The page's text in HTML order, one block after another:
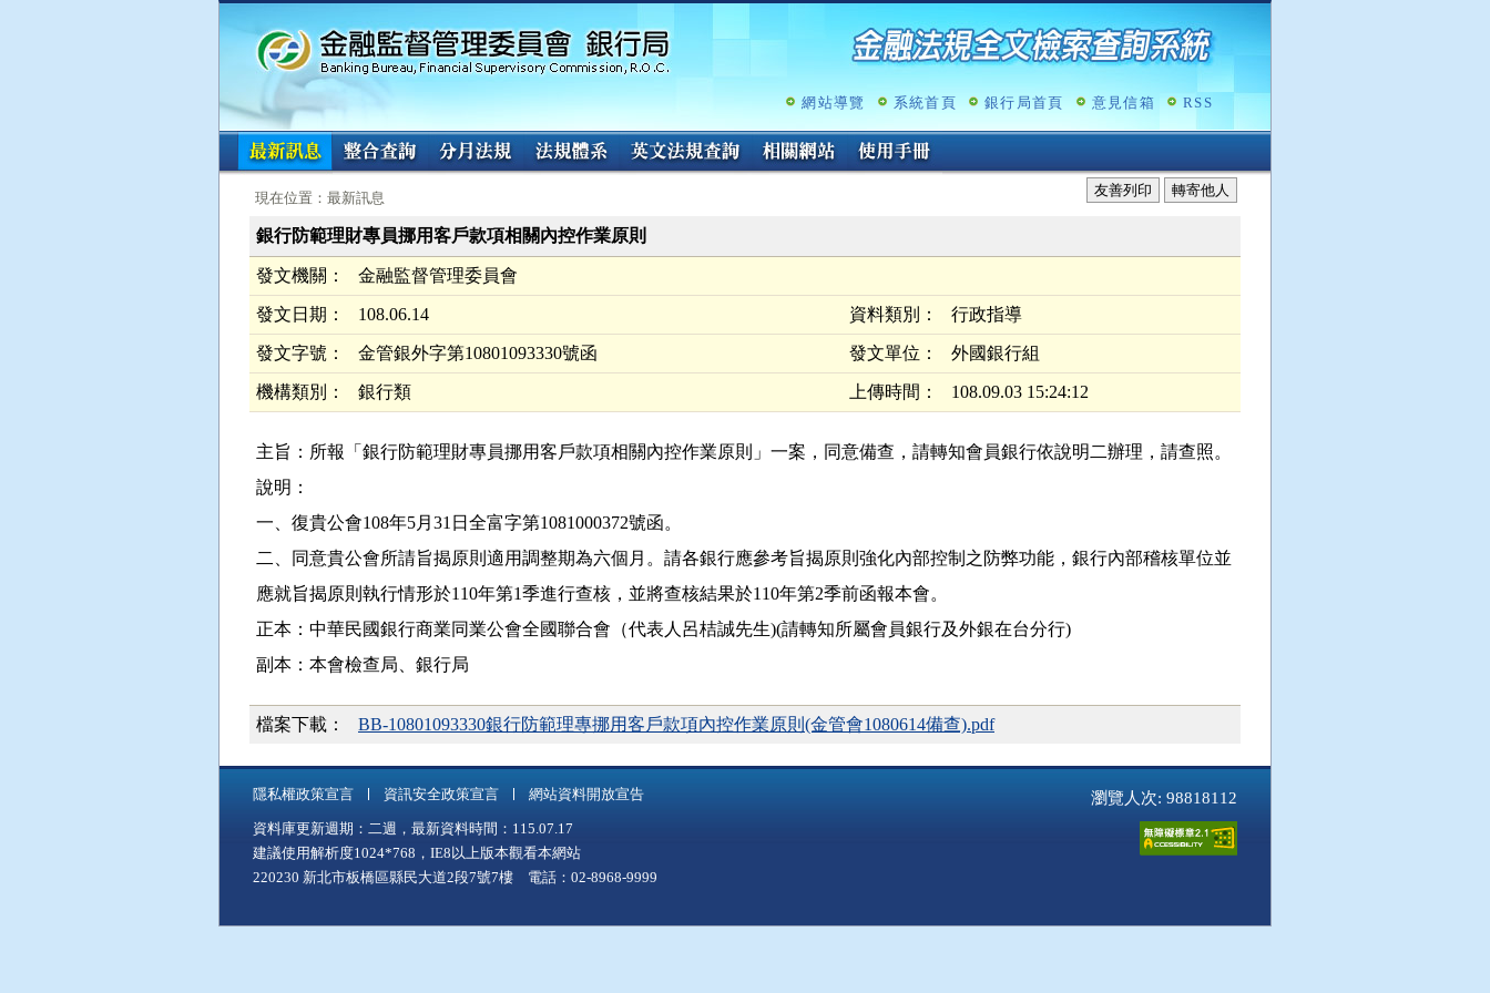
跳
容
網站導覽 系統首頁 銀行局首頁 意見信箱 RSS
:::
現在位置：最新訊息 友善列印 轉寄他人
銀行防範理財專員挪用客戶款項相關內控作業原則
發文機關： 金融監督管理委員會
發文日期： 108.06.14 資料類別： 行政指導
發文字號： 金管銀外字第10801093330號函 發文單位： 外國銀行組
機構類別： 銀行類 上傳時間： 108.09.03 15:24:12
主旨：所報「銀行防範理財專員挪用客戶款項相關內控作業原則」一案，同意備查，請轉知會員銀行依說明二辦理，請查照。
說明：
一、復貴公會108年5月31日全富字第1081000372號函。
二、同意貴公會所請旨揭原則適用調整期為六個月。請各銀行應參考旨揭原則強化內部控制之防弊功能，銀行內部稽核單位並
應就旨揭原則執行情形於110年第1季進行查核，並將查核結果於110年第2季前函報本會。
正本：中華民國銀行商業同業公會全國聯合會（代表人呂桔誠先生)(請轉知所屬會員銀行及外銀在台分行)
副本：本會檢查局、銀行局
檔案下載： BB-10801093330銀行防範理專挪用客戶款項內控作業原則(金管會1080614備查).pdf
隱私權政策宣言 資訊安全政策宣言 網站資料開放宣告 瀏覽人次: 98818112
資料庫更新週期：二週，最新資料時間：115.07.17
建議使用解析度1024*768，IE8以上版本觀看本網站
220230 新北市板橋區縣民大道2段7號7樓 電話：02-8968-9999